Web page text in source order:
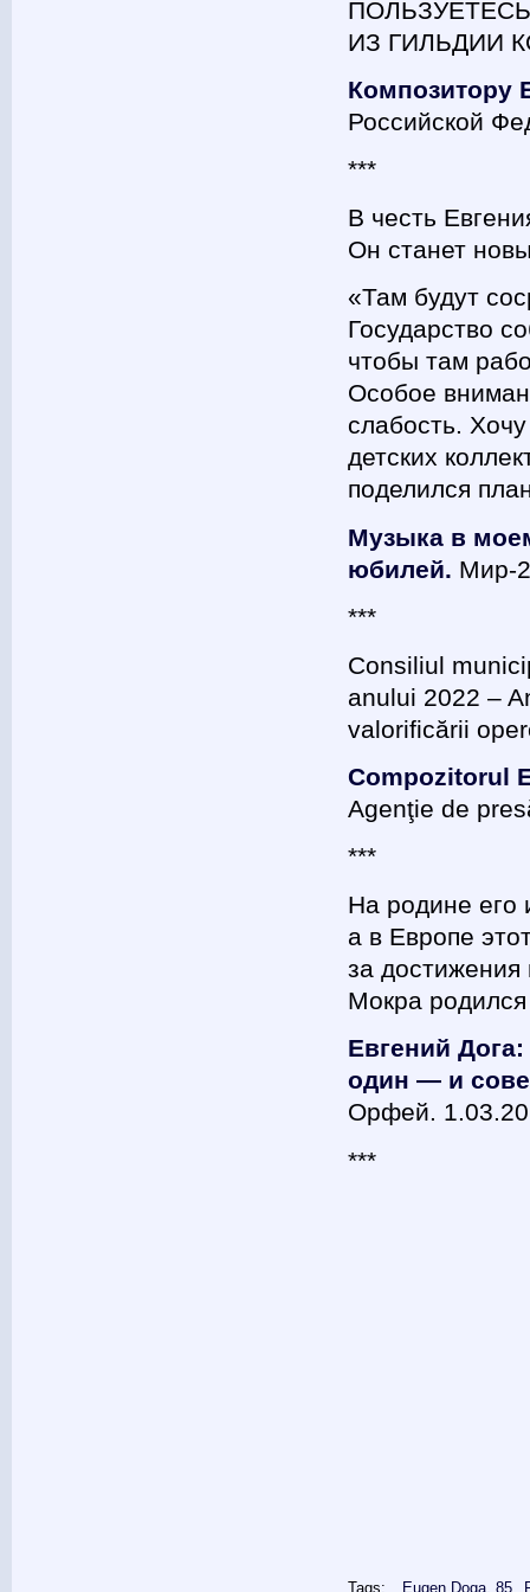
ИЗ ГИЛЬДИИ
Композитору
Российской
***
В честь
Он станет
«Там будут
Государство
чтобы там
Особое
слабость.
детских
поделился
Музыка в
юбилей. Мир-
***
Consiliul
anului 2022 –
valorificării
Compozitorul
Agenţie de
***
На родине его
а в Европе
за
Мокра
Евгений
один — и
Орфей.
***
Tags: Eugen Doga. 85